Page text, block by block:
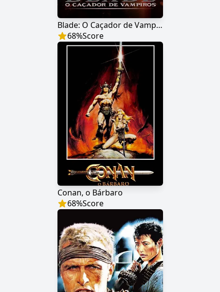
Blade: O Caçador de Vampiros
68%Score
Conan, o Bárbaro
68%Score